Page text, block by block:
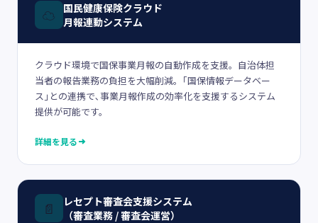
☁️
国民健康保険クラウド
月報連動システム
クラウド環境で国保事業月報の自動作成を支援。自治体担
当者の報告業務の負担を大幅削減。｢国保情報データベー
ス｣との連携で､事業月報作成の効率化を支援するシステム
提供が可能です。
詳細を見る
📄
レセプト審査会支援システム
（審査業務 / 審査会運営）